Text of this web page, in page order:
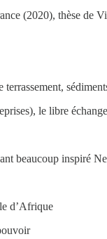
(2020), thèse de
le libre
beaucoup inspiré
d’Afrique